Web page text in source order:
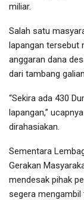
miliar.
Salah satu
lapangan tersebut
anggaran dana
dari tambang
“Sekira ada 430
lapangan,”
dirahasiakan.
Sementara
Gerakan
mendesak pihak
segera